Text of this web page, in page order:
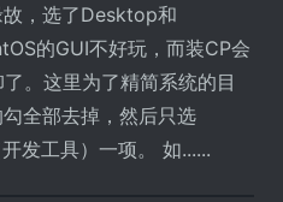
，选了Desktop和
的GUI不好玩，而装CP会
。这里为了精简系统的目
全部去掉，然后只选
发工具）一项。 如......